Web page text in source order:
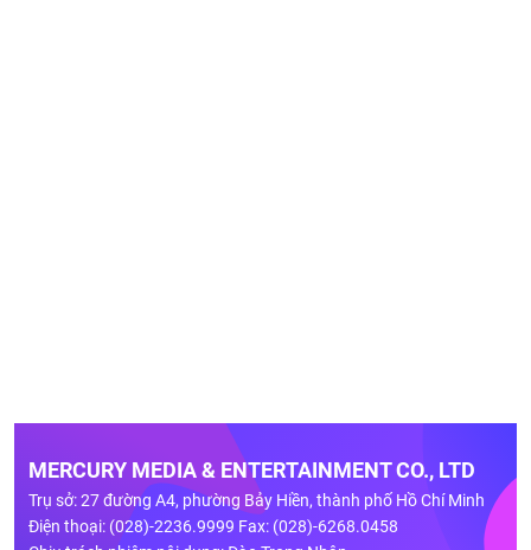
MERCURY MEDIA & ENTERTAINMENT CO., LTD
Trụ sở: 27 đường A4, phường Bảy Hiền, thành phố Hồ Chí Minh
Điện thoại: (028)-2236.9999 Fax: (028)-6268.0458